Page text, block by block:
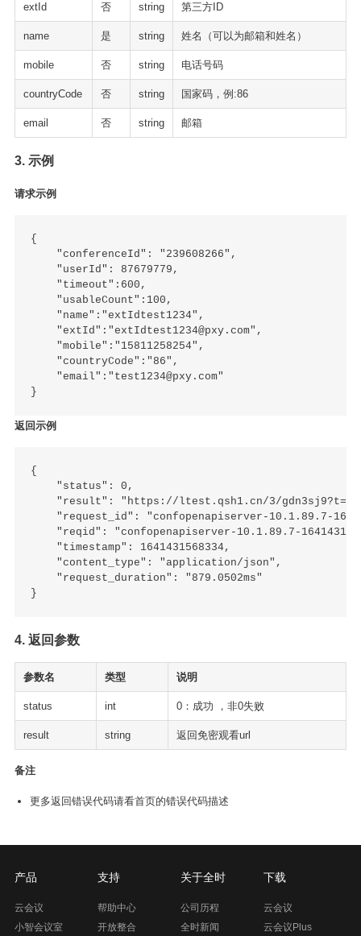
extId 否 string 第三方ID
name 是 string 姓名（可以为邮箱和姓名）
mobile 否 string 电话号码
countryCode 否 string 国家码，例:86
email 否 string 邮箱
3. 示例
请求示例
{
    "conferenceId": "239608266",
    "userId": 87679779,
    "timeout":600,
    "usableCount":100,
    "name":"extIdtest1234",
    "extId":"extIdtest1234@pxy.com",
    "mobile":"15811258254",
    "countryCode":"86",
    "email":"test1234@pxy.com"
返回示例
{
    "status": 0,
"result": "https://ltest.qsh1.cn/3/
"request_id": "confopenapiserver-10.1.89.7-
"reqid": "confopenapiserver-10.1.89.7-
    "timestamp": 1641431568334,
    "content_type": "application/json",
    "request_duration": "879.0502ms"
4. 返回参数
参数名 类型 说明
status int 0：成功 ，非0失败
result string 返回免密观看url
备注
更多返回错误代码请看首页的错误代码描述
产品
云会议
小智会议室
支持
帮助中心
开放整合
关于全时
公司历程
全时新闻
下载
云会议
云会议Plus